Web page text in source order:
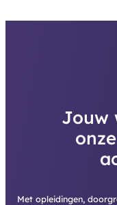
Jouw
Met opleidingen,